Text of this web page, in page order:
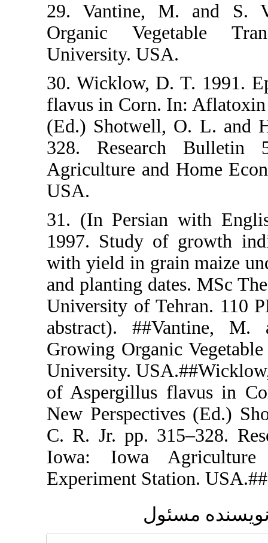
29.
Organic
University.
30.
flavus in
(Ed.)
328.
Agriculture
31. (In
1997.
with yield in
and planting
University of
abstract).
Growing
University.
of
New
C. R. Jr. pp.
Iowa:
Experiment